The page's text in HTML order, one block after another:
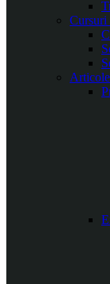
Cursuri